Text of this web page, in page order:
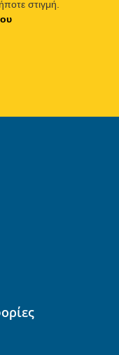
στιγμή.